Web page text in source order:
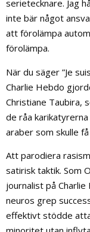
serietecknare. Jag
inte bär något
att förolämpa
förolämpa.
När du säger ”Je
Charlie Hebdo
Christiane Taubira,
de råa
araber som skulle
Att parodiera
satirisk taktik. Som
journalist på
neuros grep
effektivt stödde